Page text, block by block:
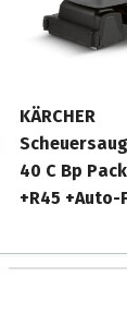
KÄRCHER
40 C Bp
+R45